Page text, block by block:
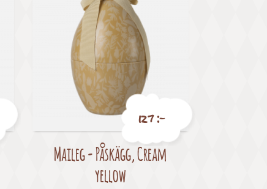
Pris
127 :-
Maileg - Påskägg, Cream
yellow